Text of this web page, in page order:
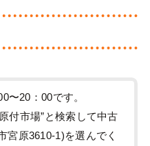
〜20：00です。
付市場”と検索して中古
宮原3610-1)を選んでく